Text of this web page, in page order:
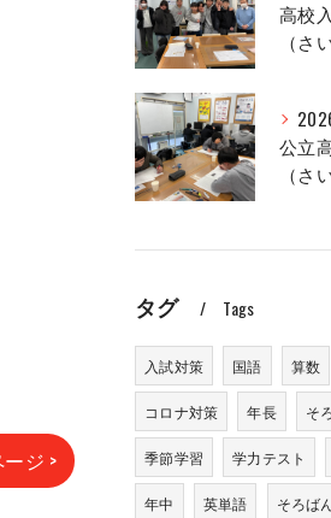
ジ >
高校
（さいた
公立
（さいた
タグ Tags
入試対策 国語 算数
コロナ対策 年長 そ
季節学習 学力テスト
年中 英単語 そろば